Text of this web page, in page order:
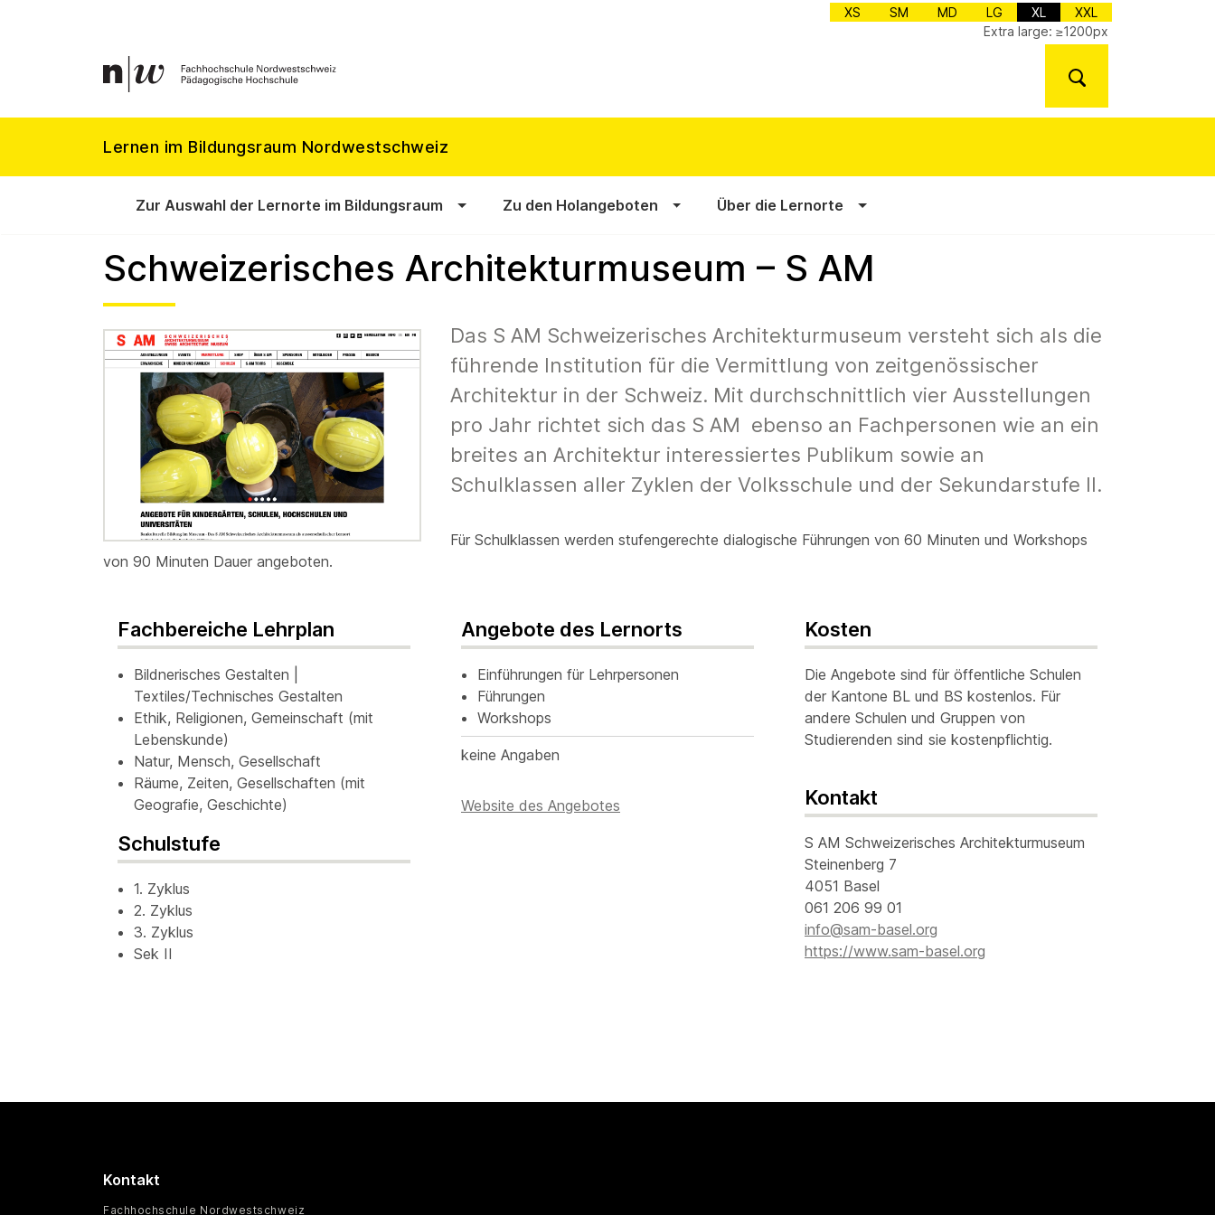
XS SM MD LG XL
XXL
Extra large: ≥1200px
Lernen im Bildungsraum Nordwestschweiz
Zur Auswahl der Lernorte im Bildungsraum Zu den Holangeboten Über die Lernorte
Schweizerisches Architekturmuseum – S AM
Das S AM Schweizerisches Architekturmuseum versteht sich als die
führende Institution für die Vermittlung von zeitgenössischer
Architektur in der Schweiz. Mit durchschnittlich vier Ausstellungen
pro Jahr richtet sich das S AM ebenso an Fachpersonen wie an ein
breites an Architektur interessiertes Publikum sowie an
Schulklassen aller Zyklen der Volksschule und der Sekundarstufe II.
Für Schulklassen werden stufengerechte dialogische Führungen von 60 Minuten und Workshops
von 90 Minuten Dauer angeboten.
Fachbereiche Lehrplan
Bildnerisches Gestalten |
Textiles/Technisches Gestalten
Ethik, Religionen, Gemeinschaft (mit
Lebenskunde)
Natur, Mensch, Gesellschaft
Räume, Zeiten, Gesellschaften (mit
Geografie, Geschichte)
Schulstufe
1. Zyklus
2. Zyklus
3. Zyklus
Sek II
Angebote des Lernorts
Einführungen für Lehrpersonen
Führungen
Workshops
keine Angaben
Website des Angebotes
Kosten
Die Angebote sind für öffentliche Schulen
der Kantone BL und BS kostenlos. Für
andere Schulen und Gruppen von
Studierenden sind sie kostenpflichtig.
Kontakt
S AM Schweizerisches Architekturmuseum
Steinenberg 7
4051 Basel
061 206 99 01
info@sam-basel.org
https://www.sam-basel.org
Kontakt
Fachhochschule Nordwestschweiz